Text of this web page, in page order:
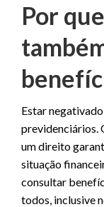
Por
Estar
previdenciários.
um direito
situação
consultar
todos, inclusive